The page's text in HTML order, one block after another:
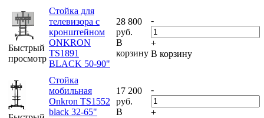
Быстрый
просмотр
Стойка для
телевизора с
кронштейном
ONKRON
TS1891
BLACK 50-90"
28 800
руб.
В
корзину
-
+
В корзину
Стойка
мобильная
Onkron TS1552
black 32-65"
17 200
руб.
В
-
+